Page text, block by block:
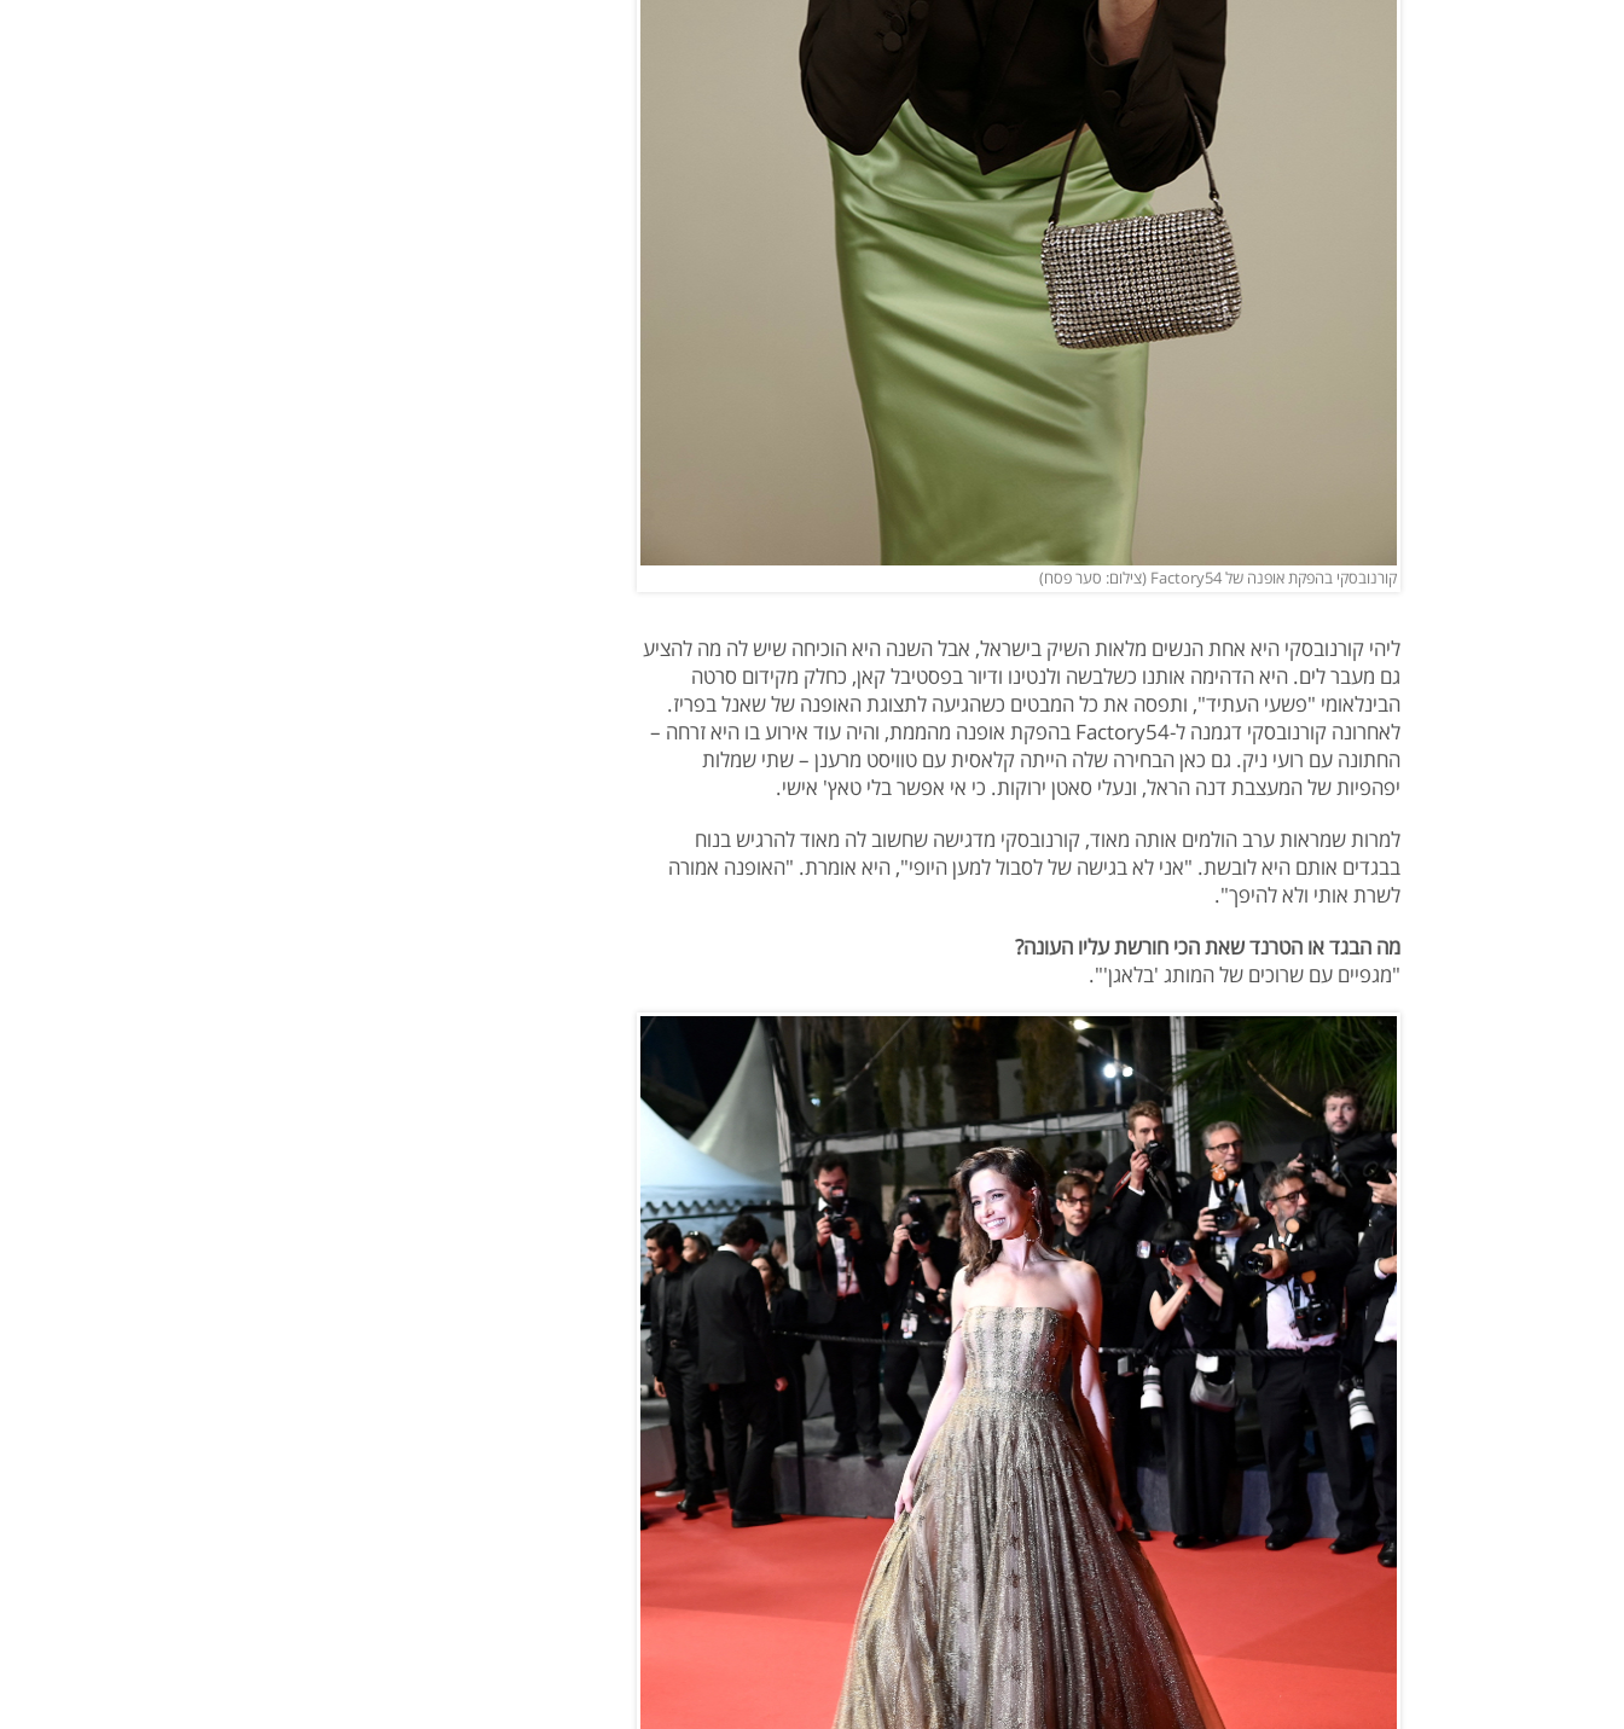
קורנובסקי בהפקת אופנה של Factory54 (צילום: סער פסח)
ליהי קורנובסקי היא אחת הנשים מלאות השיק בישראל, אבל השנה היא הוכיחה שיש לה מה להציע
גם מעבר לים. היא הדהימה אותנו כשלבשה ולנטינו ודיור בפסטיבל קאן, כחלק מקידום סרטה
הבינלאומי "פשעי העתיד", ותפסה את כל המבטים כשהגיעה לתצוגת האופנה של שאנל בפריז.
לאחרונה קורנובסקי דגמנה ל-Factory54 בהפקת אופנה מהממת, והיה עוד אירוע בו היא זרחה –
החתונה עם רועי ניק. גם כאן הבחירה שלה הייתה קלאסית עם טוויסט מרענן – שתי שמלות
יפהפיות של המעצבת דנה הראל, ונעלי סאטן ירוקות. כי אי אפשר בלי טאץ' אישי.
למרות שמראות ערב הולמים אותה מאוד, קורנובסקי מדגישה שחשוב לה מאוד להרגיש בנוח
בבגדים אותם היא לובשת. "אני לא בגישה של לסבול למען היופי", היא אומרת. "האופנה אמורה
לשרת אותי ולא להיפך".
מה הבגד או הטרנד שאת הכי חורשת עליו העונה?
"מגפיים עם שרוכים של המותג 'בלאגן'".